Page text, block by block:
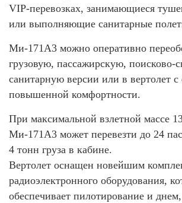
VIP-перевозках, занимающиеся
или выполняющие санитарные
Ми-171А3 можно оперативно
грузовую, пассажирскую, поисково-
санитарную версии или в вертолет с
повышенной комфортности.
При максимальной взлетной массе
Ми-171А3 может перевезти до 24
4 тонн груза в кабине.
Вертолет оснащен новейшим
радиоэлектронного оборудования,
обеспечивает пилотирование и